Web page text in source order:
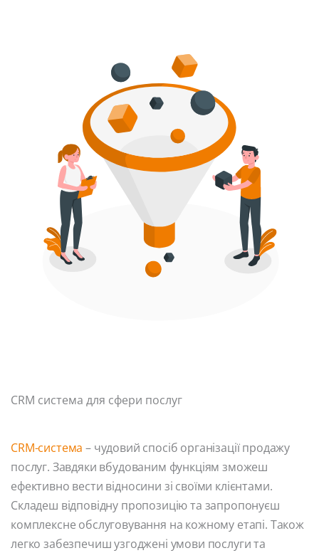
CRM система для сфери послуг
CRM-система – чудовий спосіб організації продажу
послуг. Завдяки вбудованим функціям зможеш
ефективно вести відносини зі своїми клієнтами.
Складеш відповідну пропозицію та запропонуєш
комплексне обслуговування на кожному етапі. Також
легко забезпечиш узгоджені умови послуги та